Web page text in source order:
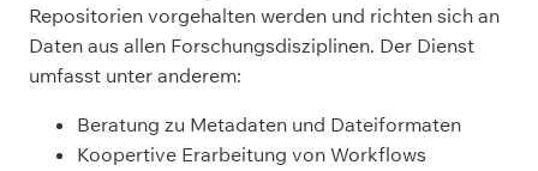
Repositorien vorgehalten werden und richten sich an
Daten aus allen Forschungsdisziplinen. Der Dienst
umfasst unter anderem:
Beratung zu Metadaten und Dateiformaten
Koopertive Erarbeitung von Workflows